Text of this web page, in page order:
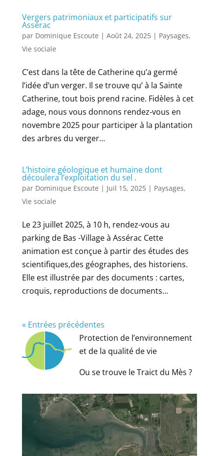
Vergers patrimoniaux et participatifs sur
Assérac
par Dominique Escoute | Août 24, 2025| Paysages,
Vie sociale
C’est dans la tête de Catherine qu’a germé
l’idée d’un verger. Il se trouve qu’ à la Sainte
Catherine, tout bois prend racine. Fidèles à cet
adage, nous vous donnons rendez-vous en
novembre 2025 pour participer à la plantation
des arbres du verger...
L’histoire géologique et humaine dont
découlera l’exploitation du sel .
par Dominique Escoute | Juil 15, 2025| Paysages,
Vie sociale
Le 23 juillet 2025, à 10 h, rendez-vous au
parking de Bas -Village à Assérac Cette
animation est conçue à partir des études des
scientifiques,des géographes, des historiens.
Elle est illustrée par des documents : cartes,
croquis, reproductions de documents...
« Entrées précédentes
Protection de l’environnement
et de la qualité de vie
Ou se trouve le Traict du Mès ?